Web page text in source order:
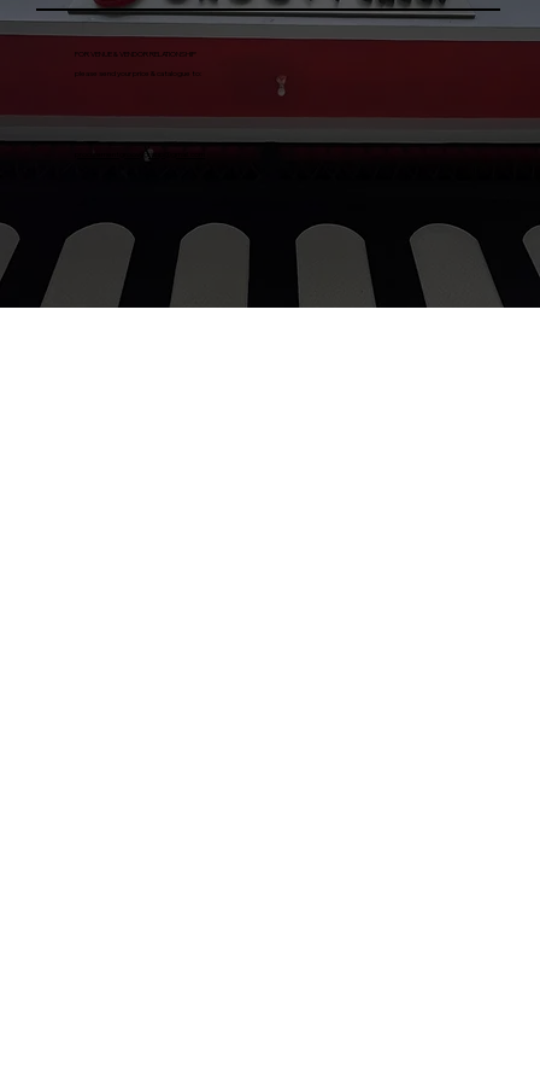
FOR VENUE & VENDOR RELATIONSHIP
please send your price & catalogue to:
procurementgroovygroup@gmail.com